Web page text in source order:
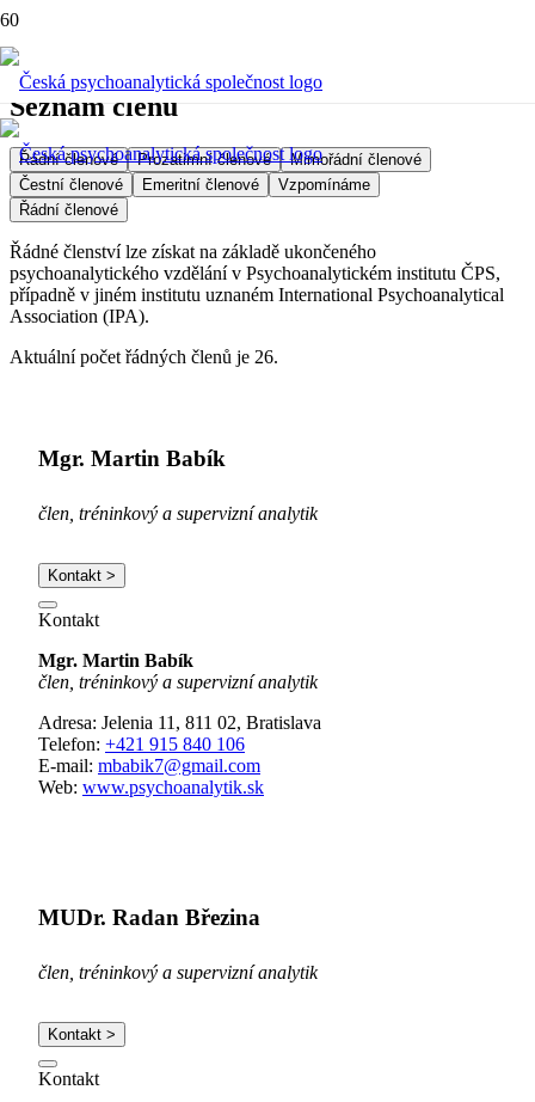
Seznam členů
Řádní členové Prozatimní členové
Mimořádní členové
Čestní členové
Emeritní členové
Vzpomínáme
Řádní členové
Řádné členství lze získat na základě ukončeného
psychoanalytického vzdělání v Psychoanalytickém institutu ČPS,
případně v jiném institutu uznaném International Psychoanalytical
Association (IPA).
Aktuální počet řádných členů je 26.
Mgr. Martin Babík
člen, tréninkový a supervizní analytik
Kontakt >
Kontakt
Mgr. Martin Babík
člen, tréninkový a supervizní analytik
Adresa: Jelenia 11, 811 02, Bratislava
Telefon: +421 915 840 106
E-mail: mbabik7@gmail.com
Web: www.psychoanalytik.sk
MUDr. Radan Březina
člen, tréninkový a supervizní analytik
Kontakt >
Kontakt